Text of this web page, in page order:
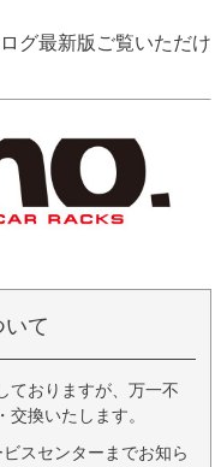
グ最新版ご覧いただけ
て
ておりますが、万一不
換いたします。
スセンターまでお知ら